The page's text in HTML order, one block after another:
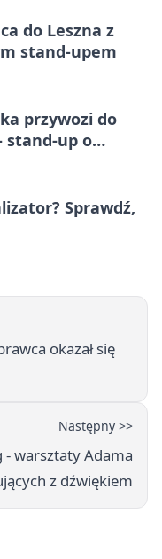
do Leszna z
stand-upem
przywozi do
stand-up o
Sprawdź,
okazał się
Następny >>
warsztaty Adama
z dźwiękiem